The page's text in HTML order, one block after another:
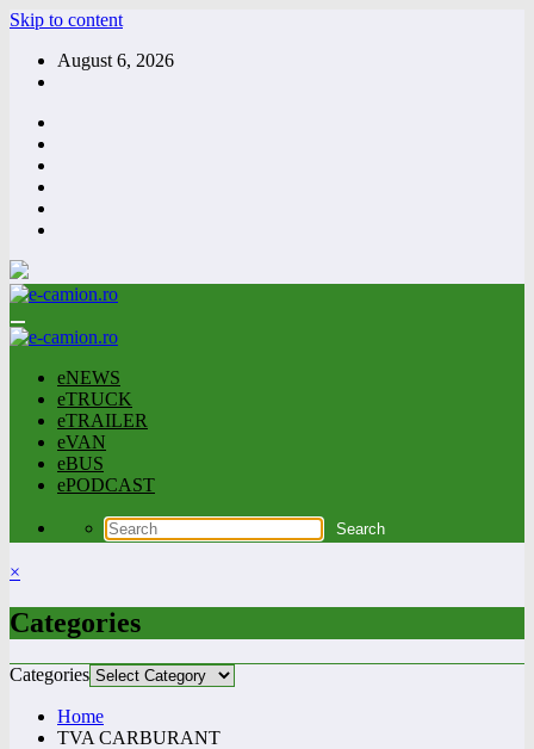
Skip to content
August 6, 2026
eNEWS
eTRUCK
eTRAILER
eVAN
eBUS
ePODCAST
×
Categories
Categories
Home
TVA CARBURANT